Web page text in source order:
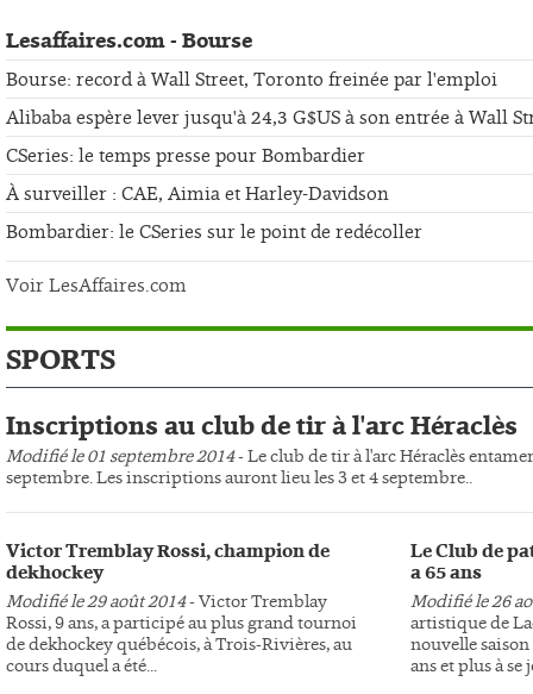
Lesaffaires.com - Bourse
Bourse: record à Wall Street, Toronto freinée par l'emploi
Alibaba espère lever jusqu'à 24,3 G$US à son entrée à Wall
CSeries: le temps presse pour Bombardier
À surveiller : CAE, Aimia et Harley-Davidson
Bombardier: le CSeries sur le point de redécoller
Voir LesAffaires.com
SPORTS
Inscriptions au club de tir à l'arc Héraclès
Modifié le 01 septembre 2014- Le club de tir à l'arc Héraclès
septembre. Les inscriptions auront lieu les 3 et 4 septembre..
Victor Tremblay Rossi, champion de
dekhockey
Modifié le 29 août 2014- Victor Tremblay
Rossi, 9 ans, a participé au plus grand tournoi
de dekhockey québécois, à Trois-Rivières, au
cours duquel a été...
Le Club de
a 65 ans
Modifié le 26
artistique de
nouvelle
ans et plus à se